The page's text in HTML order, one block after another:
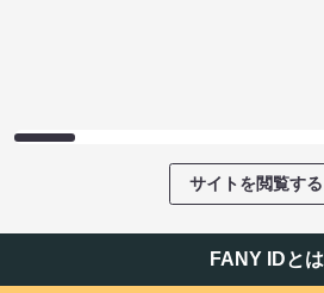
サイトを閲覧する
FANY IDとは